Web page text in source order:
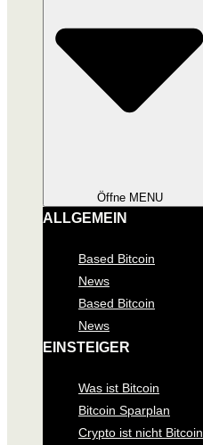
Öffne MENU
ALLGEMEIN
Based Bitcoin
News
Based Bitcoin
News
EINSTEIGER
Was ist Bitcoin
Bitcoin Sparplan
Crypto ist nicht Bitcoin